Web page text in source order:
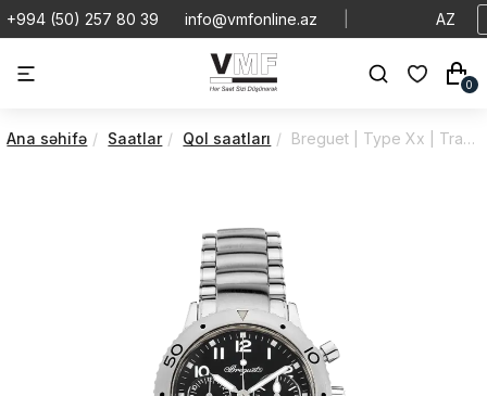
+994 (50) 257 80 39 info@vmfonline.az AZ
0
Ana səhifə Saatlar Qol saatları Breguet | Type Xx | Transatlantique | 4820ST/D2/S76